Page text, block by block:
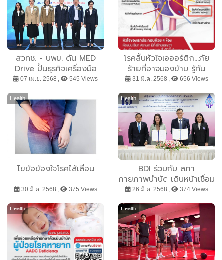
สวทช. - บพข. ดัน MED
Drive ปั้นธุรกิจเครื่องมือ
แพทย์ไทยสู่ยอดขายพันล้าน
ด้วยนวัตกรรม
07 เม.ย. 2568 , 545 Views
โรคลิ้นหัวใจเอออร์ติก...ภัย
ร้ายที่อาจมองข้าม รู้ทัน
สัญญาณอันตราย! ก่อน
31 มี.ค. 2568 , 656 Views
Health
ไขข้อข้องใจโรคไส้เลื่อน
30 มี.ค. 2568 , 375 Views
Health
BDI ร่วมกับ สภา
กายภาพบำบัด เดินหน้าเชื่อม
โยง Health Link เปิดระบบ
กายภาพบำบัด ยกระดับการ
เข้าถึงประวัติการรักษา ฟื้นฟู
ผู้ป่วย – แก้ปัญหาตรงจุด
พร้อมตั้งเป้าขยายครอบคลุม
228 แห่งทั่วประเทศ
26 มี.ค. 2568 , 374 Views
Health Health